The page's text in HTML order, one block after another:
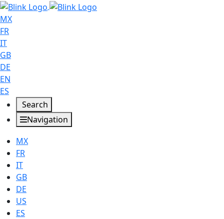
MX
FR
IT
GB
DE
EN
ES
Search
Navigation
MX
FR
IT
GB
DE
US
ES